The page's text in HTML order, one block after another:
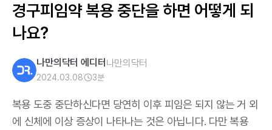
경구피임약 복용 중단을 하면 어떻게 되
나요?
나만의닥터 에디터 나만의닥터
2024.03.08 3분
복용 도중 중단하신다면 당연히 이후 피임은 되지 않는 거 외
에 신체에 이상 증상이 나타나는 것은 아닙니다. 다만 복용